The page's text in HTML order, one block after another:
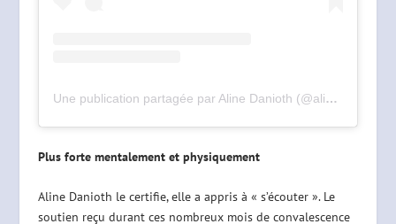
Une publication partagée par Aline Danioth (@alinedanioth)
Plus forte mentalement et physiquement
Aline Danioth le certifie, elle a appris à « s’écouter ». Le
soutien reçu durant ces nombreux mois de convalescence